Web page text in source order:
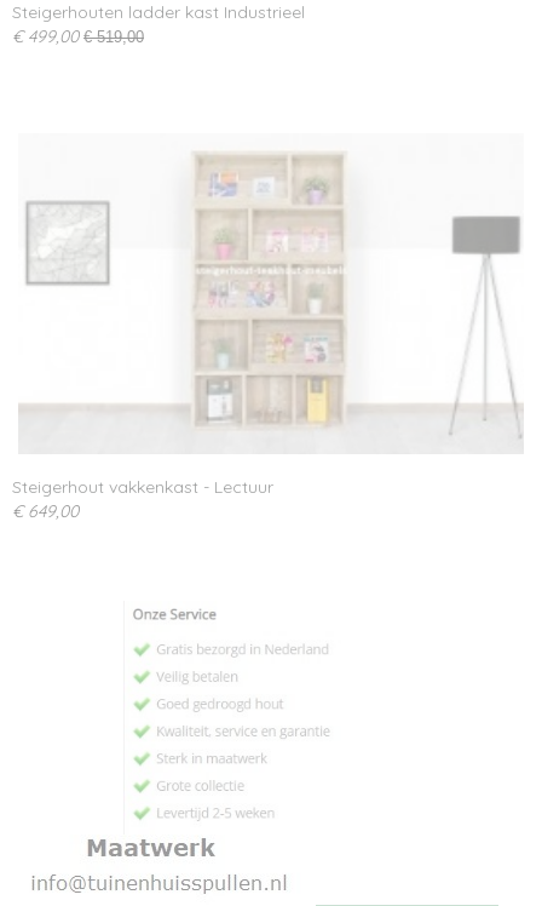
Steigerhouten ladder kast Industrieel
€ 499,00 € 519,00
Steigerhout vakkenkast - Lectuur
€ 649,00